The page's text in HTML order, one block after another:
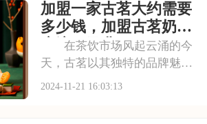
是大约多少，喜茶加盟费用包
括哪些方面的具体分析！希望
能为您提供参考~
加盟一家古茗大约需要
多少钱，加盟古茗奶茶
店流程及费用
在茶饮市场风起云涌的今
天，古茗以其独特的品牌魅力
和深厚的文化底蕴，成为了众
2024-11-21 16:03:13